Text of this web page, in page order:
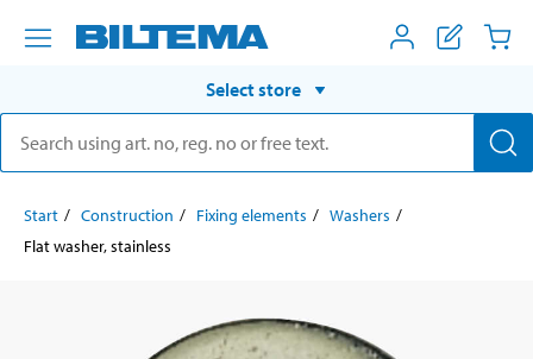
Select store
Start Construction Fixing elements
Washers
Flat washer, stainless